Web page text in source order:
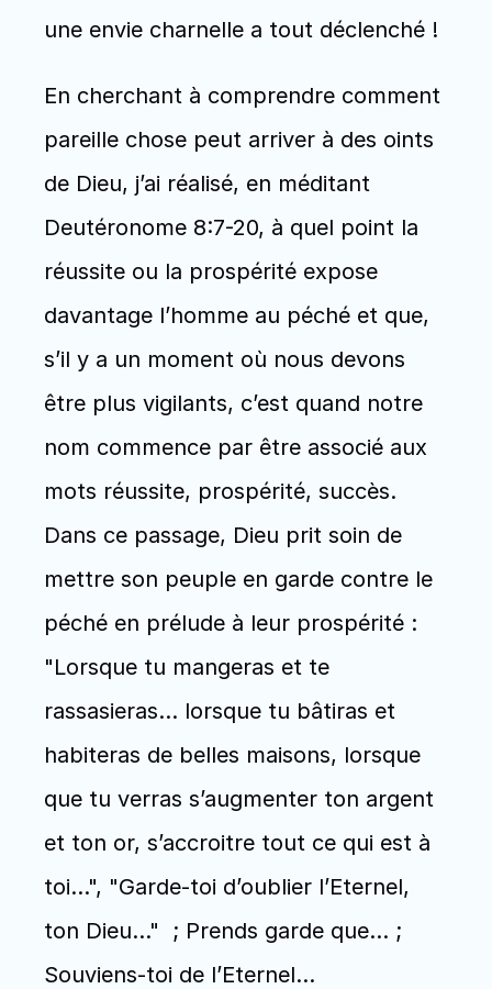
une envie charnelle a tout déclenché !
En cherchant à comprendre comment
pareille chose peut arriver à des oints
de Dieu, j’ai réalisé, en méditant
Deutéronome 8:7-20, à quel point la
réussite ou la prospérité expose
davantage l’homme au péché et que,
s’il y a un moment où nous devons
être plus vigilants, c’est quand notre
nom commence par être associé aux
mots réussite, prospérité, succès.
Dans ce passage, Dieu prit soin de
mettre son peuple en garde contre le
péché en prélude à leur prospérité :
"Lorsque tu mangeras et te
rassasieras… lorsque tu bâtiras et
habiteras de belles maisons, lorsque
que tu verras s’augmenter ton argent
et ton or, s’accroitre tout ce qui est à
toi…", "Garde-toi d’oublier l’Eternel,
ton Dieu…"  ; Prends garde que… ;
Souviens-toi de l’Eternel…